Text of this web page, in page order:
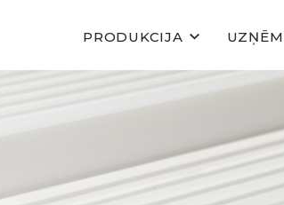
PRODUKCIJA